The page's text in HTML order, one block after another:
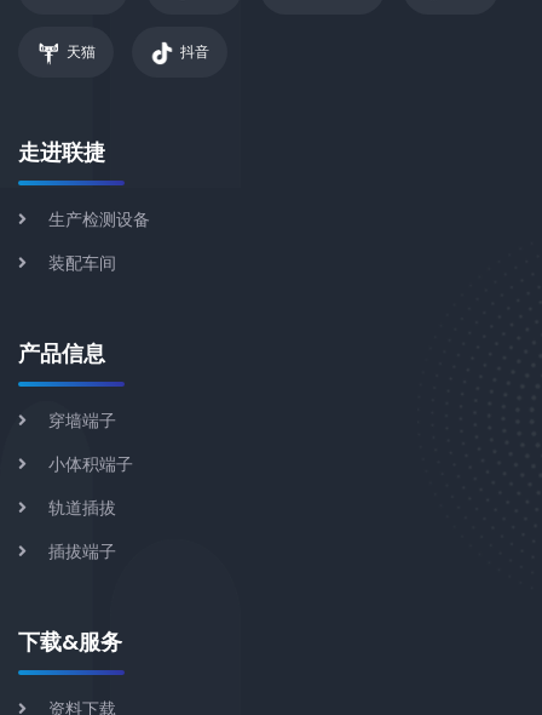
天猫 抖音
走进联捷
生产检测设备
装配车间
产品信息
穿墙端子
小体积端子
轨道插拔
插拔端子
下载&服务
资料下载